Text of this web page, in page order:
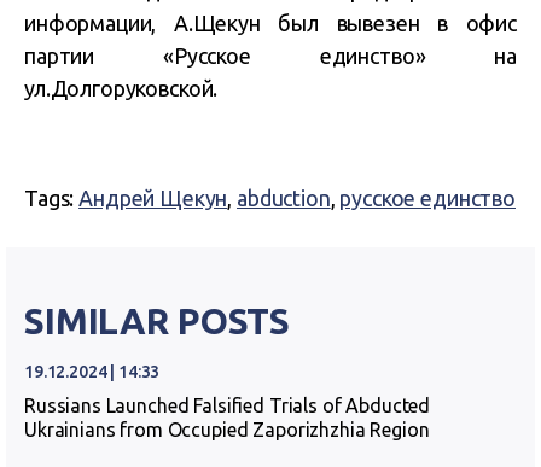
информации, А.Щекун был вывезен в офис
партии «Русское единство» на
ул.Долгоруковской.
Tags:Андрей Щекун, abduction, русское единство
SIMILAR POSTS
19.12.2024 | 14:33
Russians Launched Falsified Trials of Abducted
Ukrainians from Occupied Zaporizhzhia Region